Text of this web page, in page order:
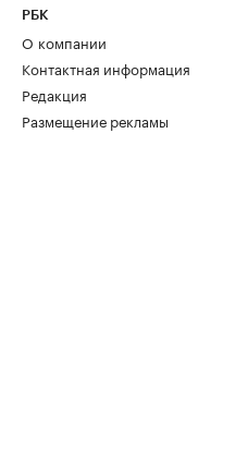
РБК
О компании
Контактная информация
Редакция
Размещение рекламы